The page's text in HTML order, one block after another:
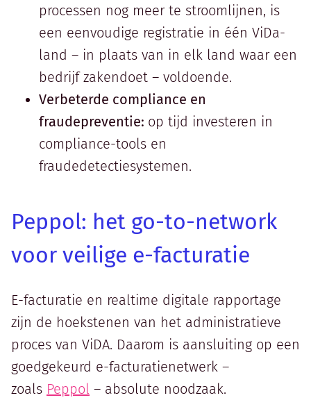
processen nog meer te stroomlijnen, is
een eenvoudige registratie in één ViDa-
land – in plaats van in elk land waar een
bedrijf zakendoet – voldoende.
Verbeterde compliance en
fraudepreventie: op tijd investeren in
compliance-tools en
fraudedetectiesystemen.
Peppol: het go-to-network
voor veilige e-facturatie
E-facturatie en realtime digitale rapportage
zijn de hoekstenen van het administratieve
proces van ViDA. Daarom is aansluiting op een
goedgekeurd e-facturatienetwerk –
zoals Peppol – absolute noodzaak.